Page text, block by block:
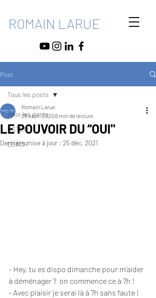
ROMAIN LARUE
Post
Tous les posts
OSTEO
COACH
Tous les posts
LE POUVOIR DU “OUI"
Romain Larue
28 sept. 20206 min de lecture
Dernière mise à jour : 25 déc. 2021
- Hey, tu es dispo dimanche pour m'aider
à déménager ?  on commence ce à 7h !
- Avec plaisir je serai là à 7h sans faute !